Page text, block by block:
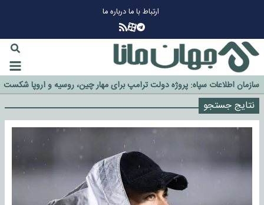
ارتباط با مادرباره ما
چرا طلا دوباره افزایشی شد؟
گزینه جدایی اوسمار روی میز مدیران پرسپولیس
آیا رئیس جمهور آمریکا قانون را دور می‌زند؟
اخراج رسمی چهره نامدار از پرسپولیس
سازمان اطلاعات سپاه: پروژه دولت ترامپ برای مهار چین، روسیه و اروپا شکست
خورد
نتایج جستجو